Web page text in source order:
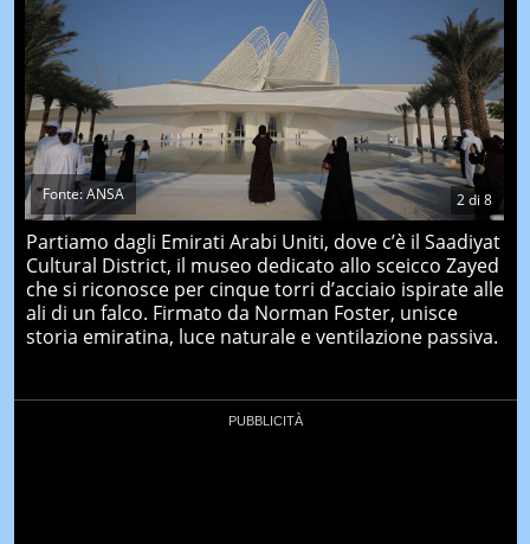
2di 8
Fonte: ANSA
Partiamo dagli Emirati Arabi Uniti, dove c’è il Saadiyat
Cultural District, il museo dedicato allo sceicco Zayed
che si riconosce per cinque torri d’acciaio ispirate alle
ali di un falco. Firmato da Norman Foster, unisce
storia emiratina, luce naturale e ventilazione passiva.